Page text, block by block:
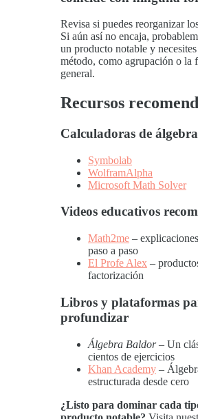
Revisa si puedes reorganizar
Si aún así no encaja,
un producto notable y
método, como agrupación o la
general.
Recursos
Calculadoras de
Symbolab
WolframAlpha
Microsoft Math Solver
Videos educativos
Math2me –
paso a paso
El Profe Alex –
factorización
Libros y plataformas
profundizar
Álgebra Baldor– Un
cientos de ejercicios
Khan Academy –
estructurada desde cero
¿Listo para dominar cada